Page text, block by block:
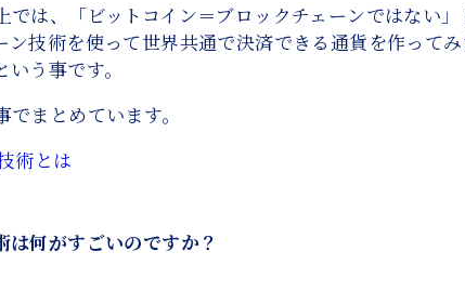
では、「ビットコイン＝ブロックチェーンではない」
ン技術を使って世界共通で決済できる通貨を作ってみ
う事です。
まとめています。
術とは
は何がすごいのですか？